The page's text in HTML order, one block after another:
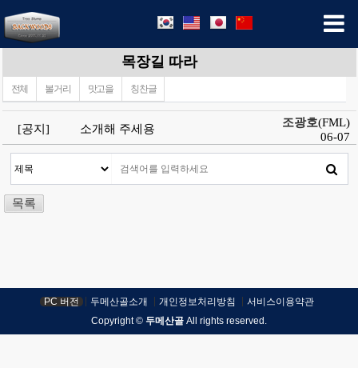
목장길 따라
전체 볼거리 맛고을 칭찬글
[공지] 소개해 주세용 조광호(FML)
06-07
목록
PC 버전 두메산골소개 개인정보처리방침
서비스이용약관
Copyright © 두메산골 All rights reserved.